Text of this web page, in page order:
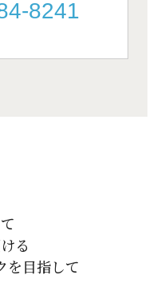
8241
る
を目指して